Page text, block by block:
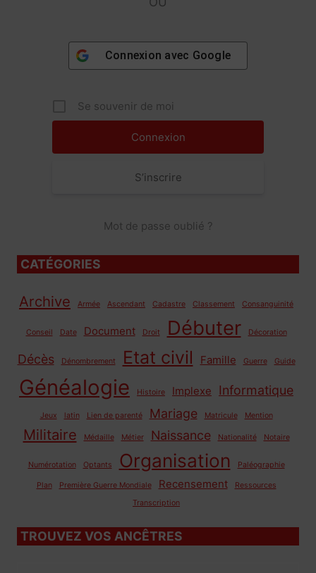
Connexion avec Google
Se souvenir de moi
S’inscrire
Mot de passe oublié ?
CATÉGORIES
Archive Armée Ascendant Cadastre Classement Consanguinité
Conseil Date Document Droit Débuter Décoration
Décès Dénombrement Etat civil Famille Guerre Guide
Généalogie Histoire Implexe Informatique
Jeux latin Lien de parenté Mariage Matricule Mention
Militaire Médaille Métier Naissance Nationalité Notaire
Numérotation Optants Organisation Paléographie
Plan Première Guerre Mondiale Recensement
Ressources
Transcription
TROUVEZ VOS ANCÊTRES